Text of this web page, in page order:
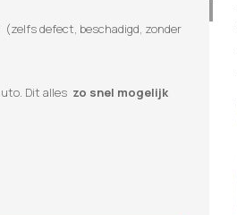
(zelfs defect, beschadigd, zonder
Dit alles zo snel mogelijk